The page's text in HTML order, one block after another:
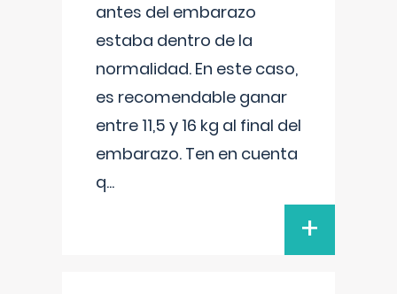
antes del embarazo
estaba dentro de la
normalidad. En este caso,
es recomendable ganar
entre 11,5 y 16 kg al final del
embarazo. Ten en cuenta
q...
+